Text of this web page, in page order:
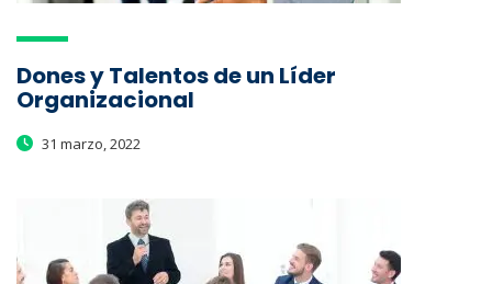
Dones y Talentos de un Líder
Organizacional
31 marzo, 2022